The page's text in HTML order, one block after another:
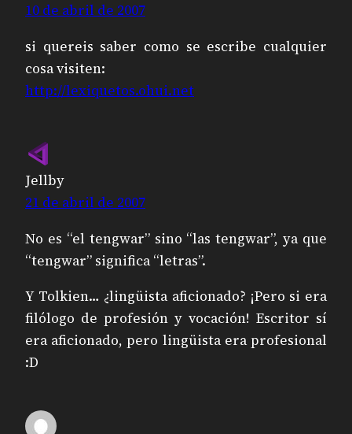
10 de abril de 2007
si quereis saber como se escribe cualquier
cosa visiten:
http://lexiquetos.ohui.net
Jellby
21 de abril de 2007
No es “el tengwar” sino “las tengwar”, ya que
“tengwar” significa “letras”.
Y Tolkien… ¿lingüista aficionado? ¡Pero si era
filólogo de profesión y vocación! Escritor sí
era aficionado, pero lingüista era profesional
:D